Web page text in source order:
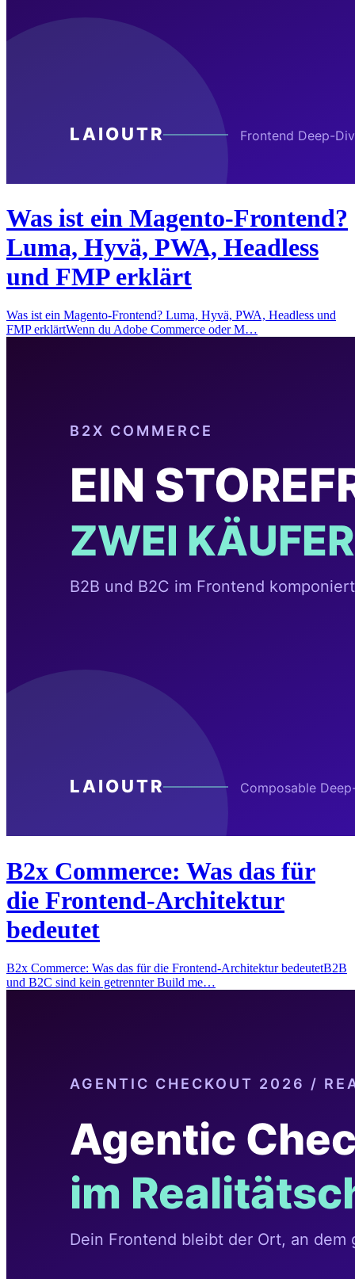
Was ist ein Magento-Frontend?
Luma, Hyvä, PWA, Headless
und FMP erklärt
Was ist ein Magento-Frontend? Luma, Hyvä, PWA, Headless und
FMP erklärtWenn du Adobe Commerce oder M…
B2x Commerce: Was das für
die Frontend-Architektur
bedeutet
B2x Commerce: Was das für die Frontend-Architektur bedeutetB2B
und B2C sind kein getrennter Build me…